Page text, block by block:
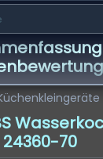
24360-70